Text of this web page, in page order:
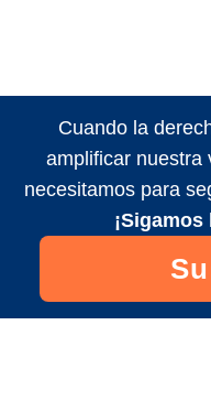
Cuando la
amplificar nuestra
necesitamos para